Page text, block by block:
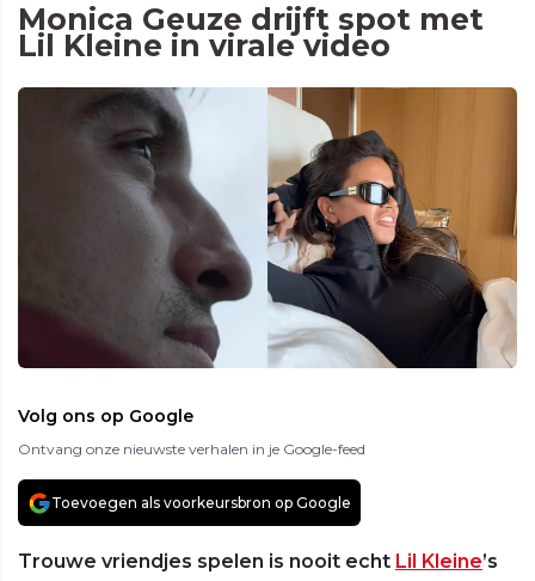
Monica Geuze drijft spot met
Lil Kleine in virale video
Volg ons op Google
Ontvang onze nieuwste verhalen in je Google-feed
Toevoegen als voorkeursbron op Google
Trouwe vriendjes spelen is nooit echt Lil Kleine’s